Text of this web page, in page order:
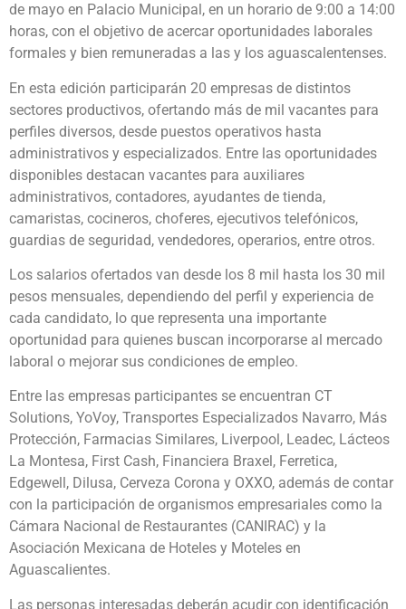
de mayo en Palacio Municipal, en un horario de 9:00 a 14:00
horas, con el objetivo de acercar oportunidades laborales
formales y bien remuneradas a las y los aguascalentenses.
En esta edición participarán 20 empresas de distintos
sectores productivos, ofertando más de mil vacantes para
perfiles diversos, desde puestos operativos hasta
administrativos y especializados. Entre las oportunidades
disponibles destacan vacantes para auxiliares
administrativos, contadores, ayudantes de tienda,
camaristas, cocineros, choferes, ejecutivos telefónicos,
guardias de seguridad, vendedores, operarios, entre otros.
Los salarios ofertados van desde los 8 mil hasta los 30 mil
pesos mensuales, dependiendo del perfil y experiencia de
cada candidato, lo que representa una importante
oportunidad para quienes buscan incorporarse al mercado
laboral o mejorar sus condiciones de empleo.
Entre las empresas participantes se encuentran CT
Solutions, YoVoy, Transportes Especializados Navarro, Más
Protección, Farmacias Similares, Liverpool, Leadec, Lácteos
La Montesa, First Cash, Financiera Braxel, Ferretica,
Edgewell, Dilusa, Cerveza Corona y OXXO, además de contar
con la participación de organismos empresariales como la
Cámara Nacional de Restaurantes (CANIRAC) y la
Asociación Mexicana de Hoteles y Moteles en
Aguascalientes.
Las personas interesadas deberán acudir con identificación